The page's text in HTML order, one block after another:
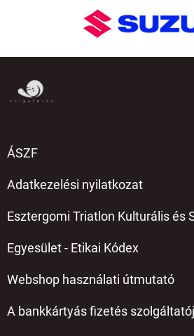
ÁSZF
Adatkezelési nyilatkozat
Esztergomi Triatlon Kulturális és
Egyesület - Etikai Kódex
Webshop használati útmutató
A bankkártyás fizetés